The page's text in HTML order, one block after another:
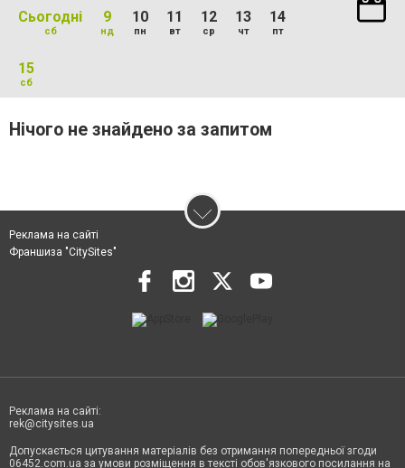
Сьогодні
сб
9
нд
10
пн
11
вт
12
ср
13
чт
14
пт
15
сб
Нічого не знайдено за запитом
Реклама на сайті
Франшиза "CitySites"
Реклама на сайті:
rek@citysites.ua
Допускається цитування матеріалів без отримання попередньої згоди
06452.com.ua за умови розміщення в тексті обов'язкового посилання на